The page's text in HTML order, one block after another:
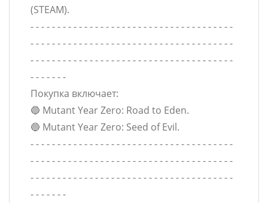
(STEAM).
- - - - - - - - - - - - - - - - - - - - - - - - - - - - - - - - - - - - - -
- - - - - - - - - - - - - - - - - - - - - - - - - - - - - - - - - - - - - -
- - - - - - - - - - - - - - - - - - - - - - - - - - - - - - - - - - - - - -
- - - - - - -
Покупка включает:
🔵 Mutant Year Zero: Road to Eden.
🔵 Mutant Year Zero: Seed of Evil.
- - - - - - - - - - - - - - - - - - - - - - - - - - - - - - - - - - - - - -
- - - - - - - - - - - - - - - - - - - - - - - - - - - - - - - - - - - - - -
- - - - - - - - - - - - - - - - - - - - - - - - - - - - - - - - - - - - - -
- - - - - - -